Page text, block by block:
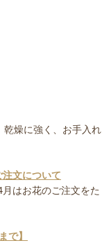
乾燥に強く、お手入れ
文について
はお花のご注文をた
で】